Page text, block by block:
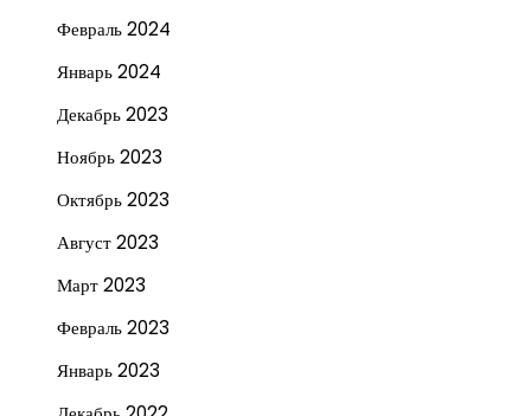
Февраль 2024
Январь 2024
Декабрь 2023
Ноябрь 2023
Октябрь 2023
Август 2023
Март 2023
Февраль 2023
Январь 2023